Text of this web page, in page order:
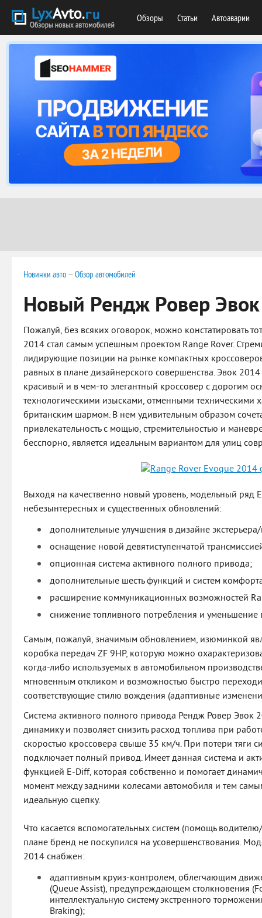
Обзоры Статьи Автоаварии
Новинки авто —Обзор автомобилей
Новый Рендж Ровер
Пожалуй, без всяких оговорок, можно констатировать
2014 стал самым успешным проектом Range Rover.
лидирующие позиции на рынке компактных
равных в плане дизайнерского совершенства. Эвок
красивый и в чем-то элегантный кроссовер с дорогим
технологическими изысками, отменными техническими
британским шармом. В нем удивительным образом
привлекательность с мощью, стремительностью и
бесспорно, является идеальным вариантом для улиц
Выходя на качественно новый уровень, модельный ряд
небезынтересных и существенных обновлений:
дополнительные улучшения в дизайне
оснащение новой девятиступенчатой
опционная система активного полного привода;
дополнительные шесть функций и систем
расширение коммуникационных возможностей
снижение топливного потребления и уменьшение
Самым, пожалуй, значимым обновлением, изюминкой
коробка передач ZF 9HP, которую можно
когда-либо используемых в автомобильном
мгновенным откликом и возможностью быстро
соответствующие стилю вождения (адаптивные
Система активного полного привода Рендж Ровер Эвок
динамику и позволяет снизить расход топлива при
скоростью кроссовера свыше 35 км/ч. При потери тяги
подключает полный привод. Имеет данная система и
функцией E-Diff, которая собственно и помогает
момент между задними колесами автомобиля и тем
идеальную сцепку.
Что касается вспомогательных систем (помощь
плане бренд не поскупился на усовершенствования.
2014 снабжен:
адаптивным круиз-контролем, облегчающим
(Queue Assist), предупреждающем столкновения
интеллектуальную систему экстренного
Braking);